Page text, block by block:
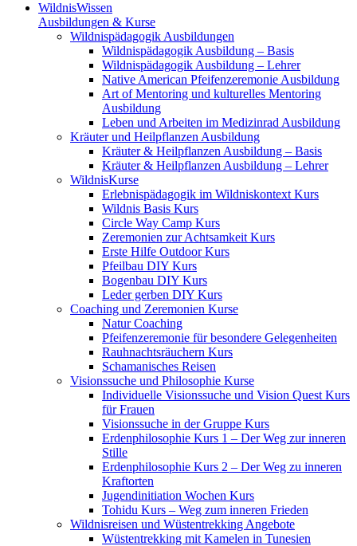
WildnisWissen
Ausbildungen & Kurse
Wildnispädagogik Ausbildungen
Wildnispädagogik Ausbildung – Basis
Wildnispädagogik Ausbildung – Lehrer
Native American Pfeifenzeremonie Ausbildung
Art of Mentoring und kulturelles Mentoring
Ausbildung
Leben und Arbeiten im Medizinrad Ausbildung
Kräuter und Heilpflanzen Ausbildung
Kräuter & Heilpflanzen Ausbildung – Basis
Kräuter & Heilpflanzen Ausbildung – Lehrer
WildnisKurse
Erlebnispädagogik im Wildniskontext Kurs
Wildnis Basis Kurs
Circle Way Camp Kurs
Zeremonien zur Achtsamkeit Kurs
Erste Hilfe Outdoor Kurs
Pfeilbau DIY Kurs
Bogenbau DIY Kurs
Leder gerben DIY Kurs
Coaching und Zeremonien Kurse
Natur Coaching
Pfeifenzeremonie für besondere Gelegenheiten
Rauhnachtsräuchern Kurs
Schamanisches Reisen
Visionssuche und Philosophie Kurse
Individuelle Visionssuche und Vision Quest Kurs
für Frauen
Visionssuche in der Gruppe Kurs
Erdenphilosophie Kurs 1 – Der Weg zur inneren
Stille
Erdenphilosophie Kurs 2 – Der Weg zu inneren
Kraftorten
Jugendinitiation Wochen Kurs
Tohidu Kurs – Weg zum inneren Frieden
Wildnisreisen und Wüstentrekking Angebote
Wüstentrekking mit Kamelen in Tunesien